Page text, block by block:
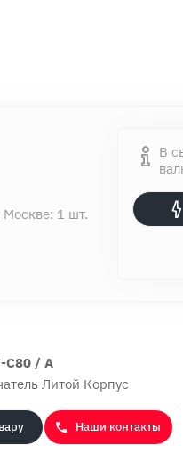
Москве: 1 шт.
В
C80 / A
Литой Корпус
Наши контакты